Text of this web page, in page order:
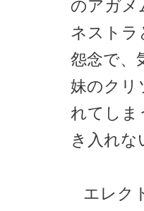
のアガメ
ネストラ
怨念で、
妹のクリ
れてしま
き入れな
エレク